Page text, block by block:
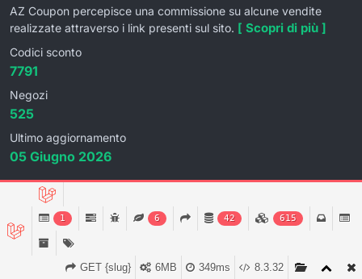
AZ Coupon percepisce una commissione su alcune vendite
realizzate attraverso i link presenti sul sito. [ Scopri di più ]
Codici sconto
7791
Negozi
525
Ultimo aggiornamento
05 Giugno 2026
1 6 42 615
8.3.32
349ms
6MB
GET {slug}